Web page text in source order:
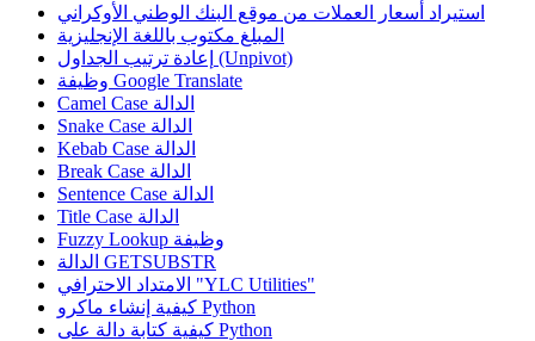
استيراد أسعار العملات من موقع البنك الوطني الأوكراني
المبلغ مكتوب باللغة الإنجليزية
إعادة ترتيب الجداول (Unpivot)
Google Translate
Camel Case الدالة
Snake Case الدالة
Kebab Case الدالة
Break Case الدالة
Sentence Case الدالة
Title Case الدالة
Fuzzy Lookup وظيفة
الدالة GETSUBSTR
الامتداد الاحترافي "YLC Utilities"
كيفية إنشاء ماكرو Python
كيفية كتابة دالة على Python